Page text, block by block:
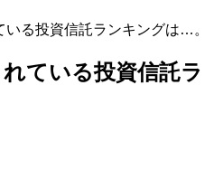
いる投資信託ランキングは…。
ている投資信託ラ